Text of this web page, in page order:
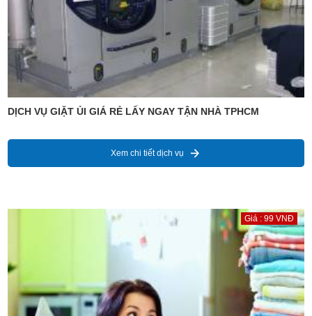
DỊCH VỤ GIẶT ỦI GIÁ RẺ LẤY NGAY TẬN NHÀ TPHCM
Xem chi tiết dịch vụ
Giá : 99 VNĐ